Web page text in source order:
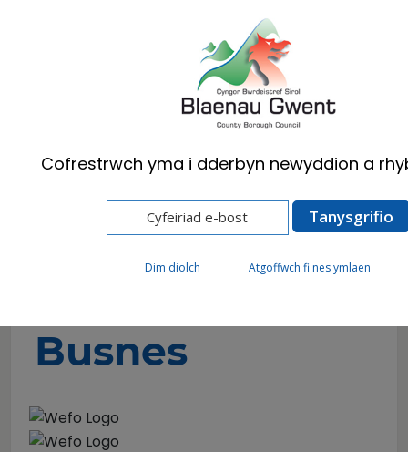
English
Safleoedd a Thir Busnes
Busnes
Cofrestrwch yma i dderbyn newyddion a
Dim diolch Atgoffwch fi nes ymlaen